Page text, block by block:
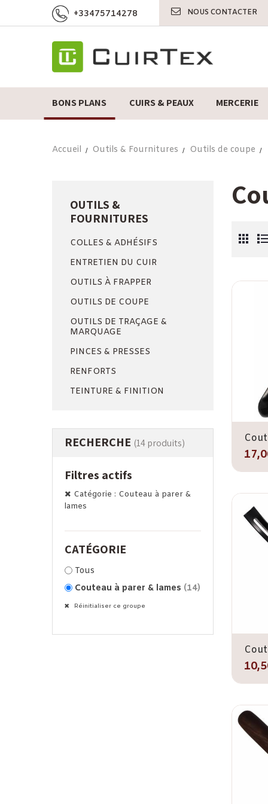
+33475714278 NOUS CONTACTER
BONS PLANS CUIRS & PEAUX MERCERIE
Accueil Outils & Fournitures Outils de coupe
OUTILS &
FOURNITURES
COLLES & ADHÉSIFS
ENTRETIEN DU CUIR
OUTILS À FRAPPER
OUTILS DE COUPE
OUTILS DE TRAÇAGE &
MARQUAGE
PINCES & PRESSES
RENFORTS
TEINTURE & FINITION
RECHERCHE (14 produits)
Filtres actifs
Catégorie : Couteau à parer &
lames
CATÉGORIE
Tous
Couteau à parer & lames (14)
Réinitialiser ce groupe